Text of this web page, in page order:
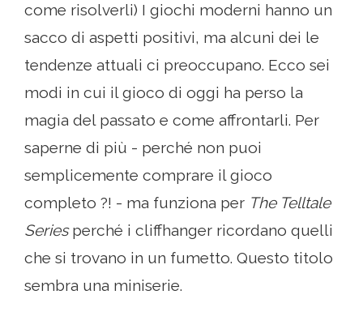
come risolverli) I giochi moderni hanno un
sacco di aspetti positivi, ma alcuni dei le
tendenze attuali ci preoccupano. Ecco sei
modi in cui il gioco di oggi ha perso la
magia del passato e come affrontarli. Per
saperne di più - perché non puoi
semplicemente comprare il gioco
completo ?! - ma funziona per The Telltale
Seriesperché i cliffhanger ricordano quelli
che si trovano in un fumetto. Questo titolo
sembra una miniserie.